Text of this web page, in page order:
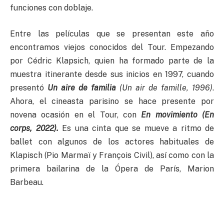
funciones con doblaje.
Entre las películas que se presentan este año
encontramos viejos conocidos del Tour. Empezando
por Cédric Klapsich, quien ha formado parte de la
muestra itinerante desde sus inicios en 1997, cuando
presentó Un aire de familia (Un air de famille, 1996).
Ahora, el cineasta parisino se hace presente por
novena ocasión en el Tour, con En movimiento (En
corps, 2022). Es una cinta que se mueve a ritmo de
ballet con algunos de los actores habituales de
Klapisch (Pio Marmaï y François Civil), así como con la
primera bailarina de la Ópera de París, Marion
Barbeau.